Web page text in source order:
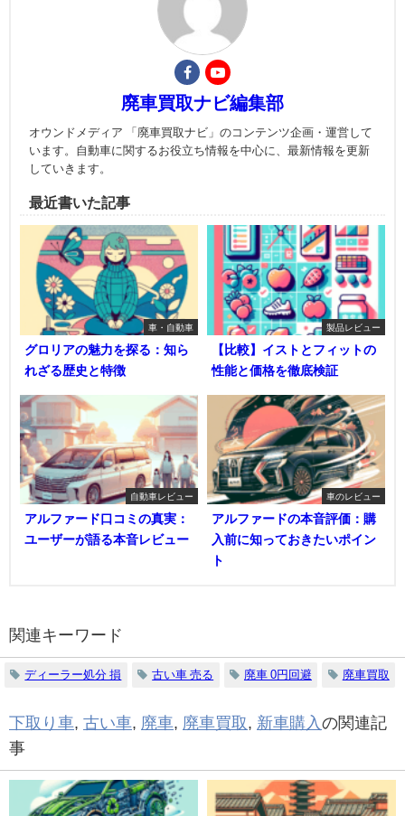
廃車買取ナビ編集部
オウンドメディア 「廃車買取ナビ」のコンテンツ企画・運営して
います。自動車に関するお役立ち情報を中心に、最新情報を更新
していきます。
最近書いた記事
車・自動車
グロリアの魅力を探る：知ら
れざる歴史と特徴
製品レビュー
【比較】イストとフィットの
性能と価格を徹底検証
自動車レビュー
アルファード口コミの真実：
ユーザーが語る本音レビュー
車のレビュー
アルファードの本音評価：購
入前に知っておきたいポイン
ト
関連キーワード
ディーラー処分 損 古い車 売る 廃車 0円回避 廃車買取
下取り車, 古い車, 廃車, 廃車買取, 新車購入 の関連記
事